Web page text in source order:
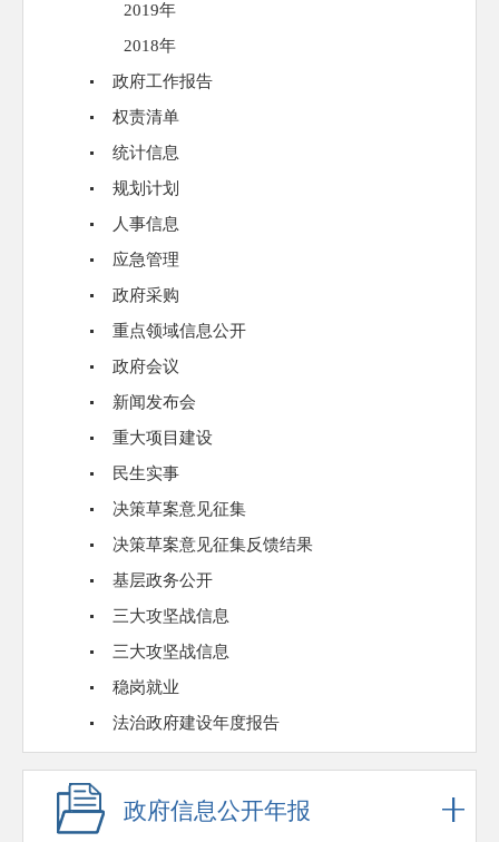
2019年
2018年
政府工作报告
权责清单
统计信息
规划计划
人事信息
应急管理
政府采购
重点领域信息公开
政府会议
新闻发布会
重大项目建设
民生实事
决策草案意见征集
决策草案意见征集反馈结果
基层政务公开
三大攻坚战信息
三大攻坚战信息
稳岗就业
法治政府建设年度报告
政府信息公开年报